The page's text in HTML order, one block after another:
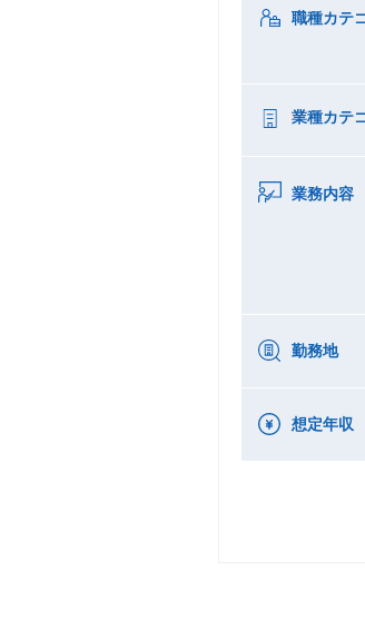
職種カテ
業種カテ
業務内容
勤務地
想定年収